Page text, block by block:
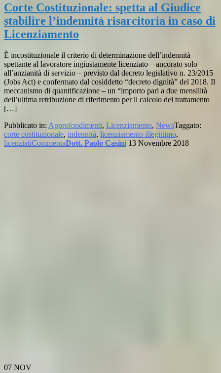
Corte Costituzionale: spetta al Giudice
stabilire l’indennità risarcitoria in caso di
Licenziamento
È incostituzionale il criterio di determinazione dell’indennità
spettante al lavoratore ingiustamente licenziato – ancorato solo
all’anzianità di servizio – previsto dal decreto legislativo n. 23/2015
(Jobs Act) e confermato dal cosiddetto “decreto dignità” del 2018. Il
meccanismo di quantificazione – un “importo pari a due mensilità
dell’ultima retribuzione di riferimento per il calcolo del trattamento
[…]
Pubblicato in: Approfondimenti, Licenziamento, NewsTaggato:
corte costituzionale, indennità, licenziamento illegittimo,
licenziatiCommentaDott. Paolo Casini 13 Novembre 2018
07 NOV